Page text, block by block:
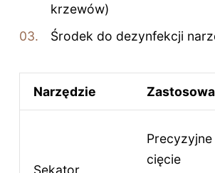
krzewów)
Środek do dezynfekcji
Narzędzie
Precyzyjne
cięcie